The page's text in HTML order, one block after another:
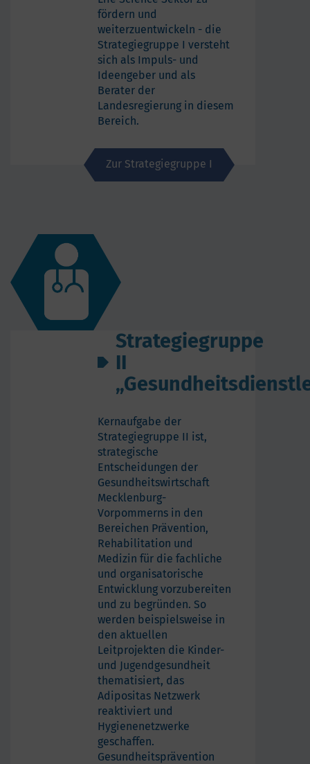
fördern und
weiterzuentwickeln - die
Strategiegruppe I versteht
sich als Impuls- und
Ideengeber und als
Berater der
Landesregierung in diesem
Bereich.
Zur Strategiegruppe I
Strategiegruppe
II
Kernaufgabe der
Strategiegruppe II ist,
strategische
Entscheidungen der
Gesundheitswirtschaft
Mecklenburg-
Vorpommerns in den
Bereichen Prävention,
Rehabilitation und
Medizin für die fachliche
und organisatorische
Entwicklung vorzubereiten
und zu begründen. So
werden beispielsweise in
den aktuellen
Leitprojekten die Kinder-
und Jugendgesundheit
thematisiert, das
Adipositas Netzwerk
reaktiviert und
Hygienenetzwerke
geschaffen.
Gesundheitsprävention